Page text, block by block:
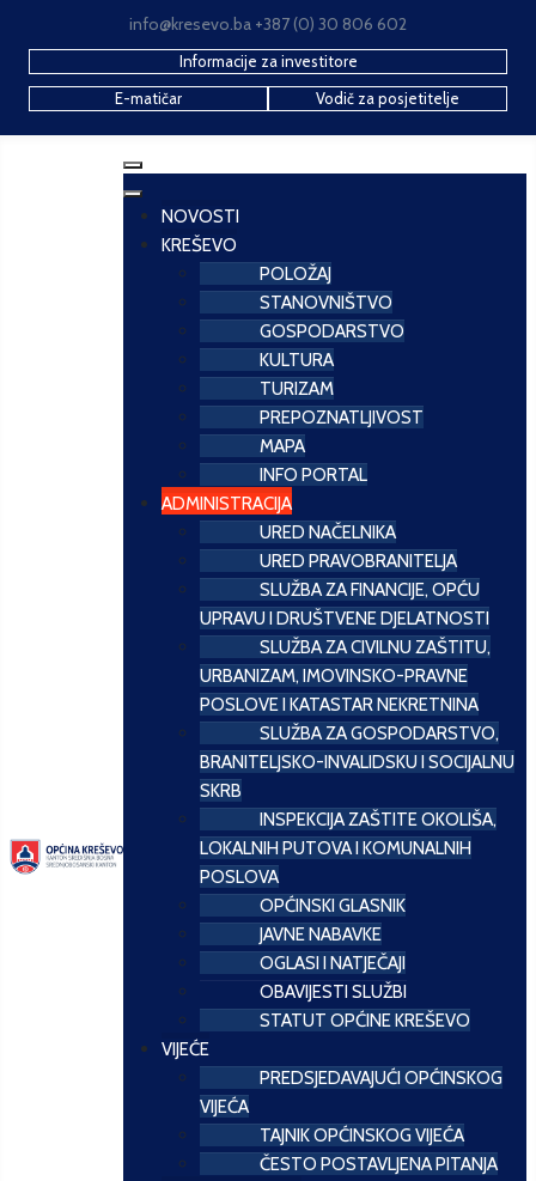
info@kresevo.ba +387 (0) 30 806 602
Informacije za investitore
E-matičar
Vodič za posjetitelje
NOVOSTI
KREŠEVO
POLOŽAJ
STANOVNIŠTVO
GOSPODARSTVO
KULTURA
TURIZAM
PREPOZNATLJIVOST
MAPA
INFO PORTAL
ADMINISTRACIJA
URED NAČELNIKA
URED PRAVOBRANITELJA
SLUŽBA ZA FINANCIJE, OPĆU
UPRAVU I DRUŠTVENE DJELATNOSTI
SLUŽBA ZA CIVILNU ZAŠTITU,
URBANIZAM, IMOVINSKO-PRAVNE
POSLOVE I KATASTAR NEKRETNINA
SLUŽBA ZA GOSPODARSTVO,
BRANITELJSKO-INVALIDSKU I SOCIJALNU
SKRB
INSPEKCIJA ZAŠTITE OKOLIŠA,
LOKALNIH PUTOVA I KOMUNALNIH
POSLOVA
OPĆINSKI GLASNIK
JAVNE NABAVKE
OGLASI I NATJEČAJI
OBAVIJESTI SLUŽBI
STATUT OPĆINE KREŠEVO
VIJEĆE
PREDSJEDAVAJUĆI OPĆINSKOG
VIJEĆA
TAJNIK OPĆINSKOG VIJEĆA
ČESTO POSTAVLJENA PITANJA